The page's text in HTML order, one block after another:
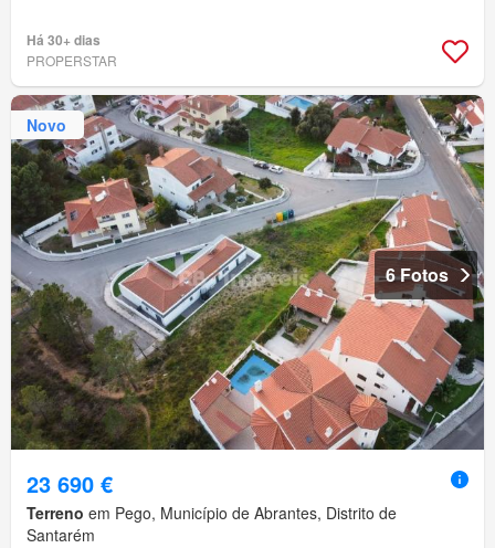
Há 30+ dias
PROPERSTAR
Novo
6 Fotos
23 690 €
Terreno em Pego, Município de Abrantes, Distrito de
Santarém